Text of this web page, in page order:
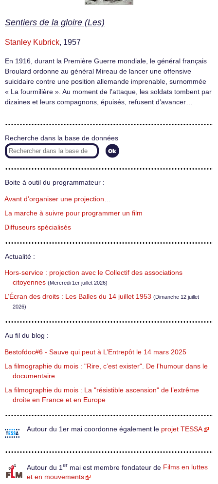
Sentiers de la gloire (Les)
Stanley Kubrick, 1957
En 1916, durant la Première Guerre mondiale, le général français
Broulard ordonne au général Mireau de lancer une offensive
suicidaire contre une position allemande imprenable, surnommée
« La fourmilière ». Au moment de l’attaque, les soldats tombent par
dizaines et leurs compagnons, épuisés, refusent d’avancer…
Recherche dans la base de données
Boite à outil du programmateur :
Avant d’organiser une projection…
La marche à suivre pour programmer un film
Diffuseurs spécialisés
Actualité :
Hors-service : projection avec le Collectif des associations
citoyennes (Mercredi 1er juillet 2026)
L’Écran des droits : Les Balles du 14 juillet 1953 (Dimanche 12 juillet
2026)
Au fil du blog :
Bestofdoc#6 - Sauve qui peut à L’Entrepôt le 14 mars 2025
La filmographie du mois : "Rire, c’est exister". De l’humour dans le
documentaire
La filmographie du mois : La "résistible ascension" de l’extrême
droite en France et en Europe
Autour du 1er mai coordonne également le projet TESSA
Autour du 1 er mai est membre fondateur de Films en luttes
et en mouvements